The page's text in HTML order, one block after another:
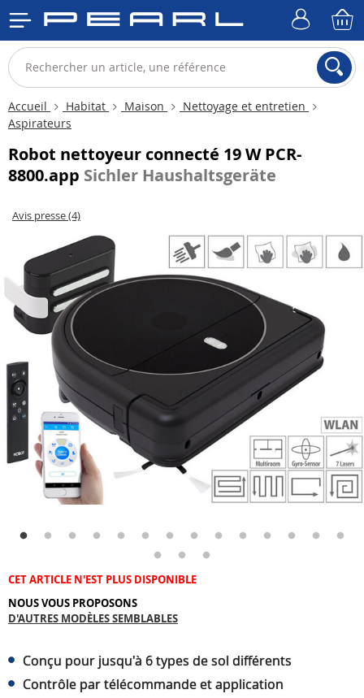
Accueil Habitat Maison
Nettoyage et entretien
Aspirateurs
Robot nettoyeur connecté 19 W PCR-
8800.app Sichler Haushaltsgeräte
Avis presse (4)
CET ARTICLE N'EST PLUS DISPONIBLE
NOUS VOUS PROPOSONS
D'AUTRES MODÈLES SEMBLABLES
Conçu pour jusqu'à 6 types de sol différents
Contrôle par télécommande et application